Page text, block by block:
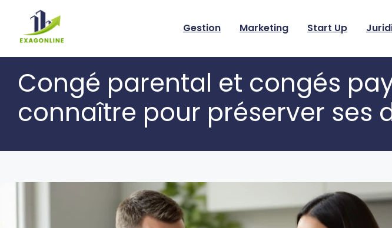
content
Gestion Marketing Start Up
Congé parental et congés
connaître pour préserver ses